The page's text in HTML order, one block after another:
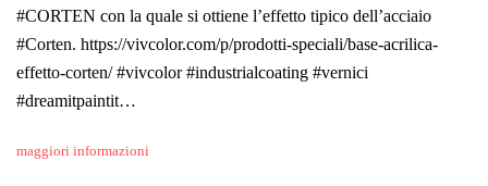
#CORTEN con la quale si ottiene l’effetto tipico dell’acciaio
#Corten. https://vivcolor.com/p/prodotti-speciali/base-acrilica-
effetto-corten/ #vivcolor #industrialcoating #vernici
#dreamitpaintit…
maggiori informazioni